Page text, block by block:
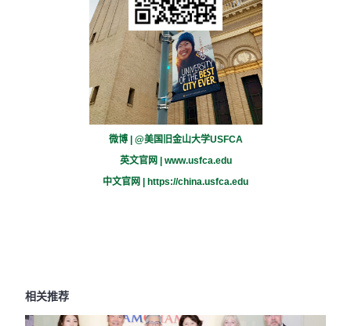
微博 | @美国旧金山大学USFCA
英文官网 | www.usfca.edu
中文官网 | https://china.usfca.edu
相关推荐